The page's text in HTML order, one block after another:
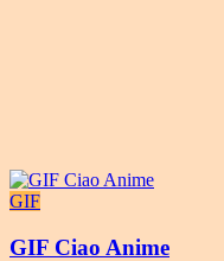
GIF
GIF Ciao Anime